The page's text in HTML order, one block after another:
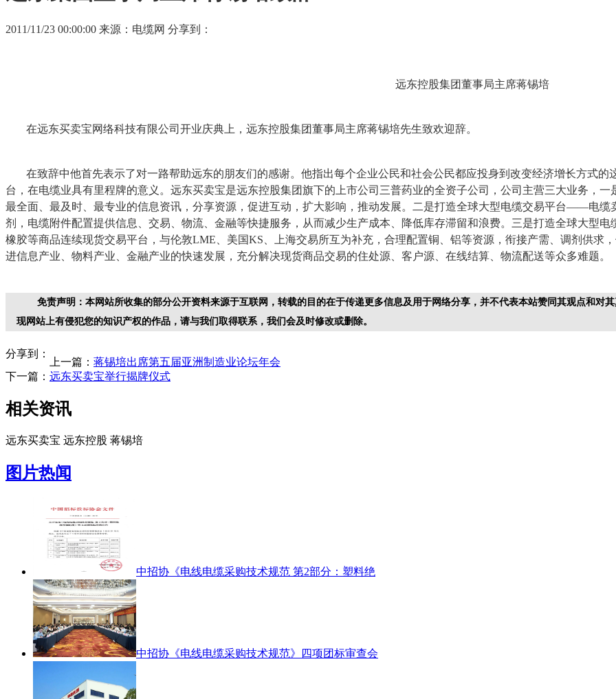
2011/11/23 00:00:00 来源：电缆网 分享到：
远东控股集团董事局主席蒋锡培
在远东买卖宝网络科技有限公司开业庆典上，远东控股集团董事局主席蒋锡培先生致欢迎辞。
在致辞中他首先表示了对一路帮助远东的朋友们的感谢。他指出每个企业公民和社会公民都应投身到改变经济增长方式
台，在电缆业具有里程牌的意义。远东买卖宝是远东控股集团旗下的上市公司三普药业的全资子公司，公司主营三大业务，
最全面、最及时、最专业的信息资讯，分享资源，促进互动，扩大影响，推动发展。二是打造全球大型电缆交易平台——电缆
剂，电缆附件配置提供信息、交易、物流、金融等快捷服务，从而减少生产成本、降低库存滞留和浪费。三是打造全球大型
橡胶等商品连续现货交易平台，与伦敦LME、美国KS、上海交易所互为补充，合理配置铜、铝等资源，衔接产需、调剂供求
进信息产业、物料产业、金融产业的快速发展，充分解决现货商品交易的住处源、客户源、在线结算、物流配送等众多难题。
免责声明：本网站所收集的部分公开资料来源于互联网，转载的目的在于传递更多信息及用于网络分享，并不代表本站赞同其观点和对
现网站上有侵犯您的知识产权的作品，请与我们取得联系，我们会及时修改或删除。
分享到：
上一篇： 蒋锡培出席第五届亚洲制造业论坛年会
下一篇： 远东买卖宝举行揭牌仪式
相关资讯
远东买卖宝 远东控股 蒋锡培
图片热闻
中招协《电线电缆采购技术规范 第2部分：塑料绝
中招协《电线电缆采购技术规范》四项团标审查会